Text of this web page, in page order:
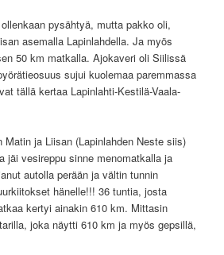
pysähtyä, mutta pakko oli,
asemalla Lapinlahdella. Ja myös
50 km matkalla. Ajokaveri oli Siilissä
sujui kuolemaa paremmassa
tällä kertaa Lapinlahti-Kestilä-Vaala-
Matin ja Liisan (Lapinlahden Neste siis)
jäi vesireppu sinne menomatkalla ja
autolla perään ja vältin tunnin
hänelle!!! 36 tuntia, josta
kertyi ainakin 610 km. Mittasin
joka näytti 610 km ja myös gepsillä,